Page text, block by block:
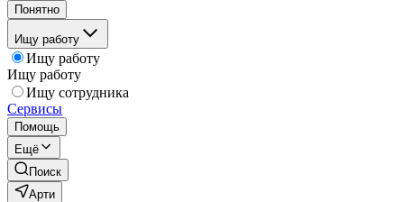
Понятно
Ищу работу
Ищу работу
Ищу работу
Ищу сотрудника
Сервисы
Помощь
Ещё
Поиск
Арти